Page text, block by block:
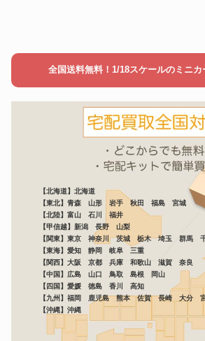
全国送料無料！1/18スケールのミニカ
【北海道】北海道
【東北】青森 山形 岩手 秋田 福島 宮城
【北陸】富山 石川 福井
【甲信越】新潟 長野 山梨
【関東】東京 神奈川 茨城 栃木 埼玉 群馬
【東海】愛知 静岡 岐阜 三重
【関西】大阪 京都 兵庫 和歌山 滋賀 奈良
【中国】広島 山口 鳥取 島根 岡山
【四国】愛媛 徳島 香川 高知
【九州】福岡 鹿児島 熊本 佐賀 長崎 大分
【沖縄】沖縄